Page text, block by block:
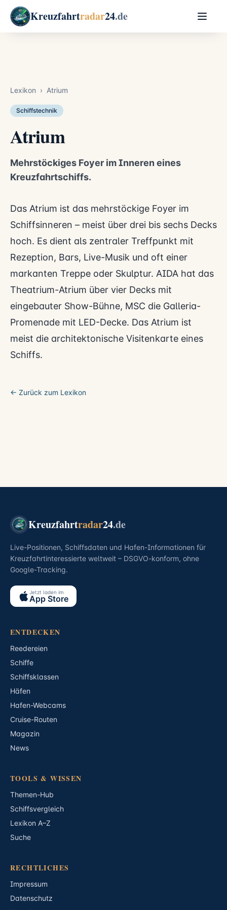
Kreuzfahrtradar24.de
Lexikon › Atrium
Schiffstechnik
Atrium
Mehrstöckiges Foyer im Inneren eines
Kreuzfahrtschiffs.
Das Atrium ist das mehrstöckige Foyer im
Schiffsinneren – meist über drei bis sechs Decks
hoch. Es dient als zentraler Treffpunkt mit
Rezeption, Bars, Live-Musik und oft einer
markanten Treppe oder Skulptur. AIDA hat das
Theatrium-Atrium über vier Decks mit
eingebauter Show-Bühne, MSC die Galleria-
Promenade mit LED-Decke. Das Atrium ist
meist die architektonische Visitenkarte eines
Schiffs.
← Zurück zum Lexikon
Kreuzfahrtradar24.de
Live-Positionen, Schiffsdaten und Hafen-Informationen für
Kreuzfahrtinteressierte weltweit – DSGVO-konform, ohne
Google-Tracking.
Jetzt laden im
App Store
ENTDECKEN
Reedereien
Schiffe
Schiffsklassen
Häfen
Hafen-Webcams
Cruise-Routen
Magazin
News
TOOLS & WISSEN
Themen-Hub
Schiffsvergleich
Lexikon A–Z
Suche
RECHTLICHES
Impressum
Datenschutz